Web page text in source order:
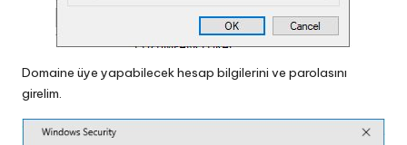
Domaine üye yapabilecek hesap bilgilerini ve parolasını
girelim.